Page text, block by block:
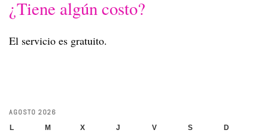
¿Tiene algún costo?
El servicio es gratuito.
AGOSTO 2026
L M X J V S D